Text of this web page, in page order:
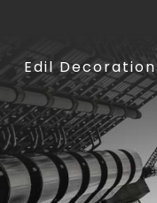
Edil Decoration